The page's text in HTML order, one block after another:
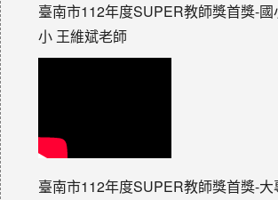
臺南市112年度SUPER教師獎首獎-國
小 王維斌老師
臺南市112年度SUPER教師獎首獎-大